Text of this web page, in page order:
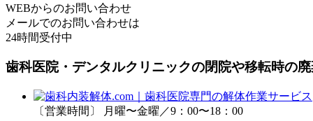
WEBからのお問い合わせ
メールでのお問い合わせは
24時間受付中
歯科医院・デンタルクリニックの閉院や移転時の
〔営業時間〕 月曜〜金曜／9：00〜18：00